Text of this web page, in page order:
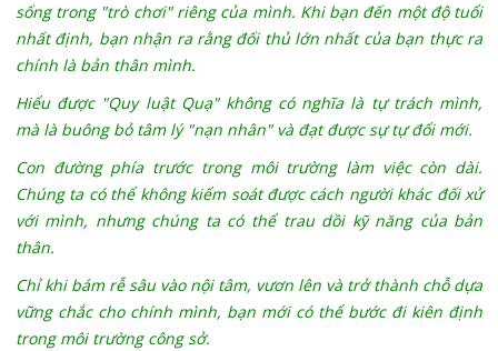
sống trong "trò chơi" riêng của mình. Khi bạn đến một độ tuổi
nhất định, bạn nhận ra rằng đối thủ lớn nhất của bạn thực ra
chính là bản thân mình.
Hiểu được "Quy luật Quạ" không có nghĩa là tự trách mình,
mà là buông bỏ tâm lý "nạn nhân" và đạt được sự tự đổi mới.
Con đường phía trước trong môi trường làm việc còn dài.
Chúng ta có thể không kiểm soát được cách người khác đối xử
với mình, nhưng chúng ta có thể trau dồi kỹ năng của bản
thân.
Chỉ khi bám rễ sâu vào nội tâm, vươn lên và trở thành chỗ dựa
vững chắc cho chính mình, bạn mới có thể bước đi kiên định
trong môi trường công sở.